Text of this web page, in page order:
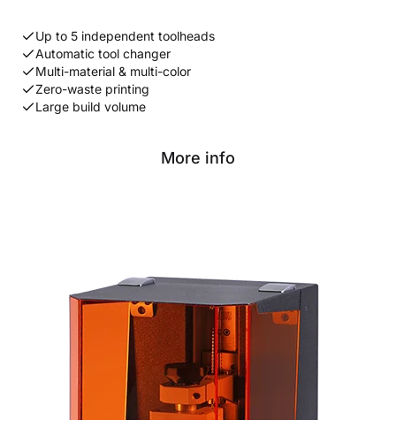
Up to 5 independent toolheads
Automatic tool changer
Multi-material & multi-color
Zero-waste printing
Large build volume
More info